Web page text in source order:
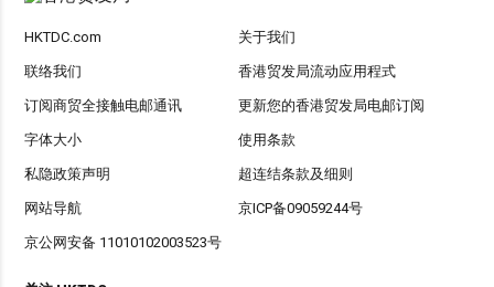
HKTDC.com 关于我们
联络我们 香港贸发局流动应用程式
订阅商贸全接触电邮通讯 更新您的香港贸发局电邮订阅
字体大小 使用条款
私隐政策声明 超连结条款及细则
网站导航 京ICP备09059244号
京公网安备 11010102003523号